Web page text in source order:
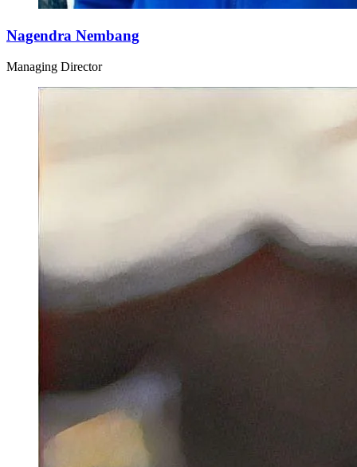
Nagendra Nembang
Managing Director